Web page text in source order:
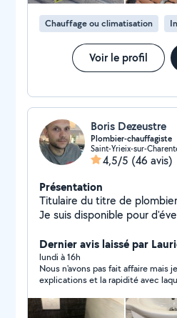
Chauffage ou climatisation
Voir le profil
Boris Dezeustre
Plombier-chauffagiste
Saint-Yrieix-sur-
4,5/5 (46 avis)
Présentation
Titulaire du titre de
Je suis disponible pour
Dernier avis laissé par
lundi à 16h
Nous n'avons pas fait affaire mais
explications et la rapidité avec